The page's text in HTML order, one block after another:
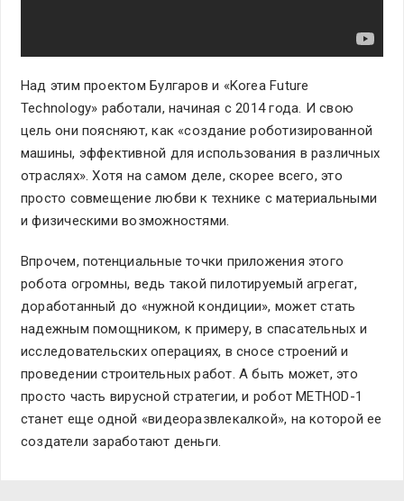
Над этим проектом Булгаров и «Korea Future
Technology» работали, начиная с 2014 года. И свою
цель они поясняют, как «создание роботизированной
машины, эффективной для использования в различных
отраслях». Хотя на самом деле, скорее всего, это
просто совмещение любви к технике с материальными
и физическими возможностями.
Впрочем, потенциальные точки приложения этого
робота огромны, ведь такой пилотируемый агрегат,
доработанный до «нужной кондиции», может стать
надежным помощником, к примеру, в спасательных и
исследовательских операциях, в сносе строений и
проведении строительных работ. А быть может, это
просто часть вирусной стратегии, и робот METHOD-1
станет еще одной «видеоразвлекалкой», на которой ее
создатели заработают деньги.